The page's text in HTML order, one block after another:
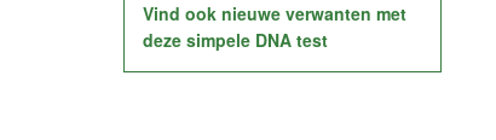
Vind ook nieuwe verwanten met
deze simpele DNA test